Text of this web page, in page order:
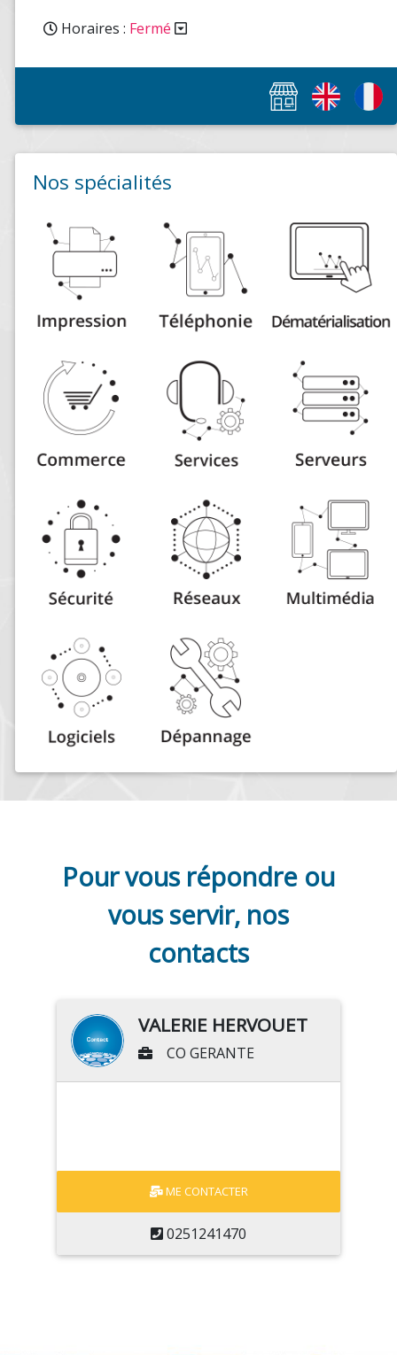
Horaires : Fermé
Nos spécialités
Pour vous répondre ou
vous servir, nos
contacts
VALERIE HERVOUET
CO GERANTE
ME CONTACTER
0251241470